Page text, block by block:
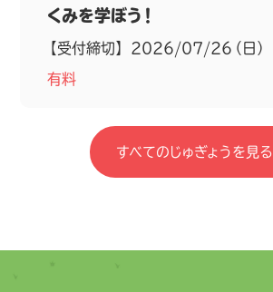
くみを学ぼう！
【受付締切】 2026/07/26（日）
有料
すべてのじゅぎょうを見る